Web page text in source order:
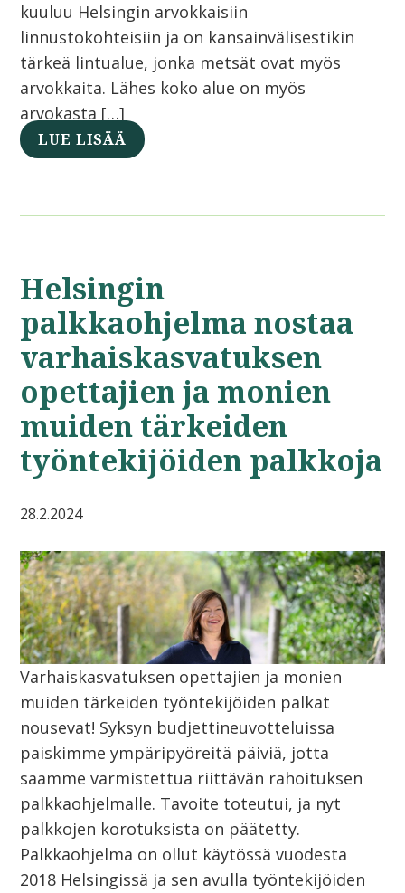
kuuluu Helsingin arvokkaisiin
linnustokohteisiin ja on kansainvälisestikin
tärkeä lintualue, jonka metsät ovat myös
arvokkaita. Lähes koko alue on myös
arvokasta […]
LUE LISÄÄ
Helsingin
palkkaohjelma nostaa
varhaiskasvatuksen
opettajien ja monien
muiden tärkeiden
työntekijöiden palkkoja
28.2.2024
Varhaiskasvatuksen opettajien ja monien
muiden tärkeiden työntekijöiden palkat
nousevat! Syksyn budjettineuvotteluissa
paiskimme ympäripyöreitä päiviä, jotta
saamme varmistettua riittävän rahoituksen
palkkaohjelmalle. Tavoite toteutui, ja nyt
palkkojen korotuksista on päätetty.
Palkkaohjelma on ollut käytössä vuodesta
2018 Helsingissä ja sen avulla työntekijöiden